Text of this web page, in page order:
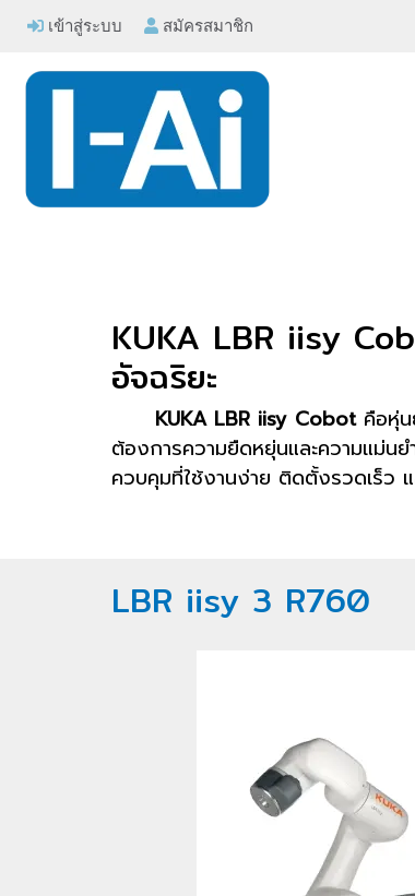
เข้าสู่ระบบ สมัครสมาชิก
KUKA LBR iisy
อัจฉริยะ
KUKA LBR iisy Cobotคือหุ่
ต้องการความยืดหยุ่นและความแม่น
ควบคุมที่ใช้งานง่าย ติดตั้งรวดเร็ว
LBR iisy 3 R760